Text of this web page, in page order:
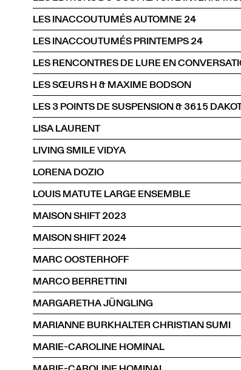
LES INACCOUTUMÉS AUTOMNE 24
LES INACCOUTUMÉS PRINTEMPS 24
LES RENCONTRES DE LURE EN
LES SŒURS H & MAXIME BODSON
LES 3 POINTS DE SUSPENSION & 3615
LISA LAURENT
LIVING SMILE VIDYA
LORENA DOZIO
LOUIS MATUTE LARGE ENSEMBLE
MAISON SHIFT 2023
MAISON SHIFT 2024
MARC OOSTERHOFF
MARCO BERRETTINI
MARGARETHA JÜNGLING
MARIANNE BURKHALTER CHRISTIAN SUMI
MARIE-CAROLINE HOMINAL